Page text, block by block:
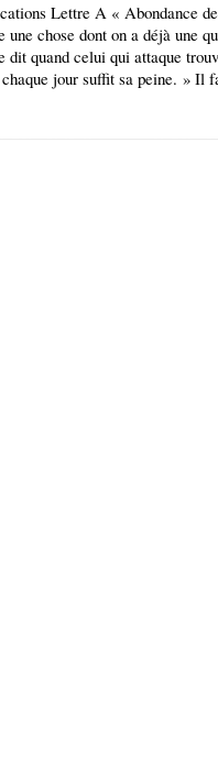
Lettre A « Abondance
chose dont on a déjà une
quand celui qui attaque
jour suffit sa peine. » Il